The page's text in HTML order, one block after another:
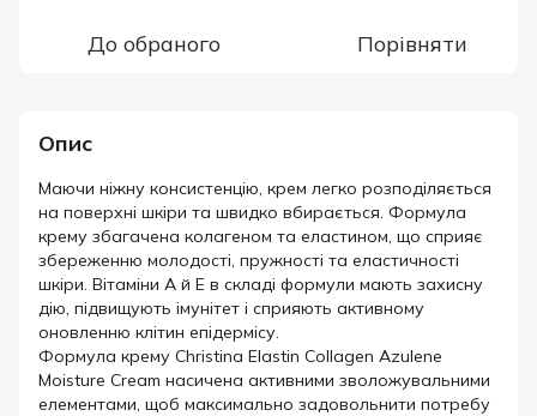
До обраного Порівняти
Опис
Маючи ніжну консистенцію, крем легко розподіляється
на поверхні шкіри та швидко вбирається. Формула
крему збагачена колагеном та еластином, що сприяє
збереженню молодості, пружності та еластичності
шкіри. Вітаміни А й Е в складі формули мають захисну
дію, підвищують імунітет і сприяють активному
оновленню клітин епідермісу.
Формула крему Christina Elastin Collagen Azulene
Moisture Cream насичена активними зволожувальними
елементами, щоб максимально задовольнити потребу